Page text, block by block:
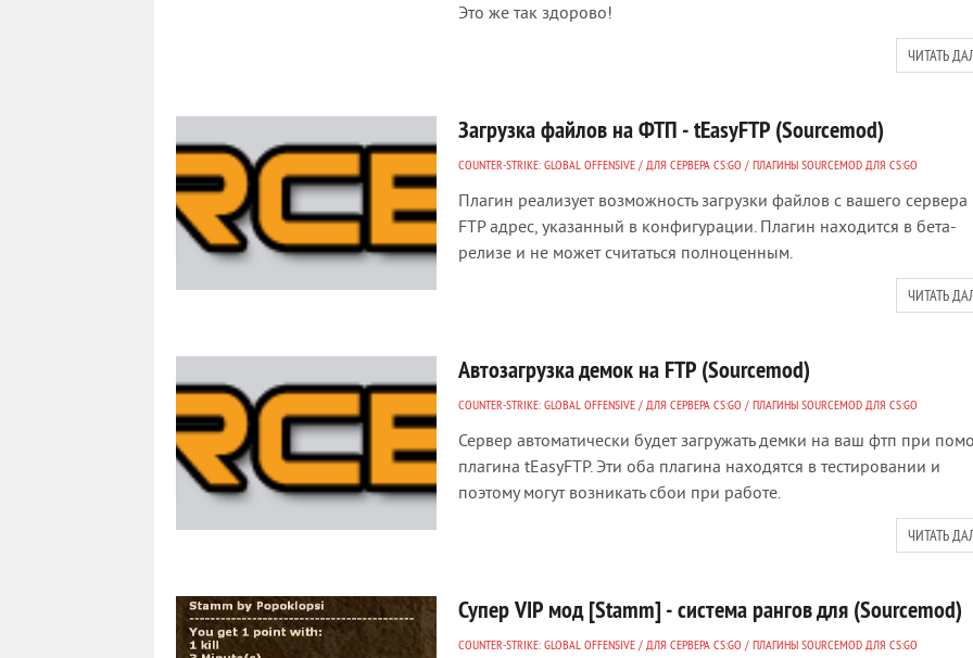
Это же так здорово!
ЧИТАТЬ
Загрузка файлов на ФТП - tEasyFTP (Sourcemod)
COUNTER-STRIKE: GLOBAL OFFENSIVE / ДЛЯ СЕРВЕРА CS:GO / ПЛАГИНЫ SOURCEMOD ДЛЯ CS:GO
Плагин реализует возможность загрузки файлов с вашего сервера
FTP адрес, указанный в конфигурации. Плагин находится в бета-
релизе и не может считаться полноценным.
ЧИТАТЬ
Автозагрузка демок на FTP (Sourcemod)
COUNTER-STRIKE: GLOBAL OFFENSIVE / ДЛЯ СЕРВЕРА CS:GO / ПЛАГИНЫ SOURCEMOD ДЛЯ CS:GO
Сервер автоматически будет загружать демки на ваш фтп при
плагина tEasyFTP. Эти оба плагина находятся в тестировании и
поэтому могут возникать сбои при работе.
ЧИТАТЬ
Супер VIP мод [Stamm] - система рангов для (Sourcemod)
COUNTER-STRIKE: GLOBAL OFFENSIVE / ДЛЯ СЕРВЕРА CS:GO / ПЛАГИНЫ SOURCEMOD ДЛЯ CS:GO